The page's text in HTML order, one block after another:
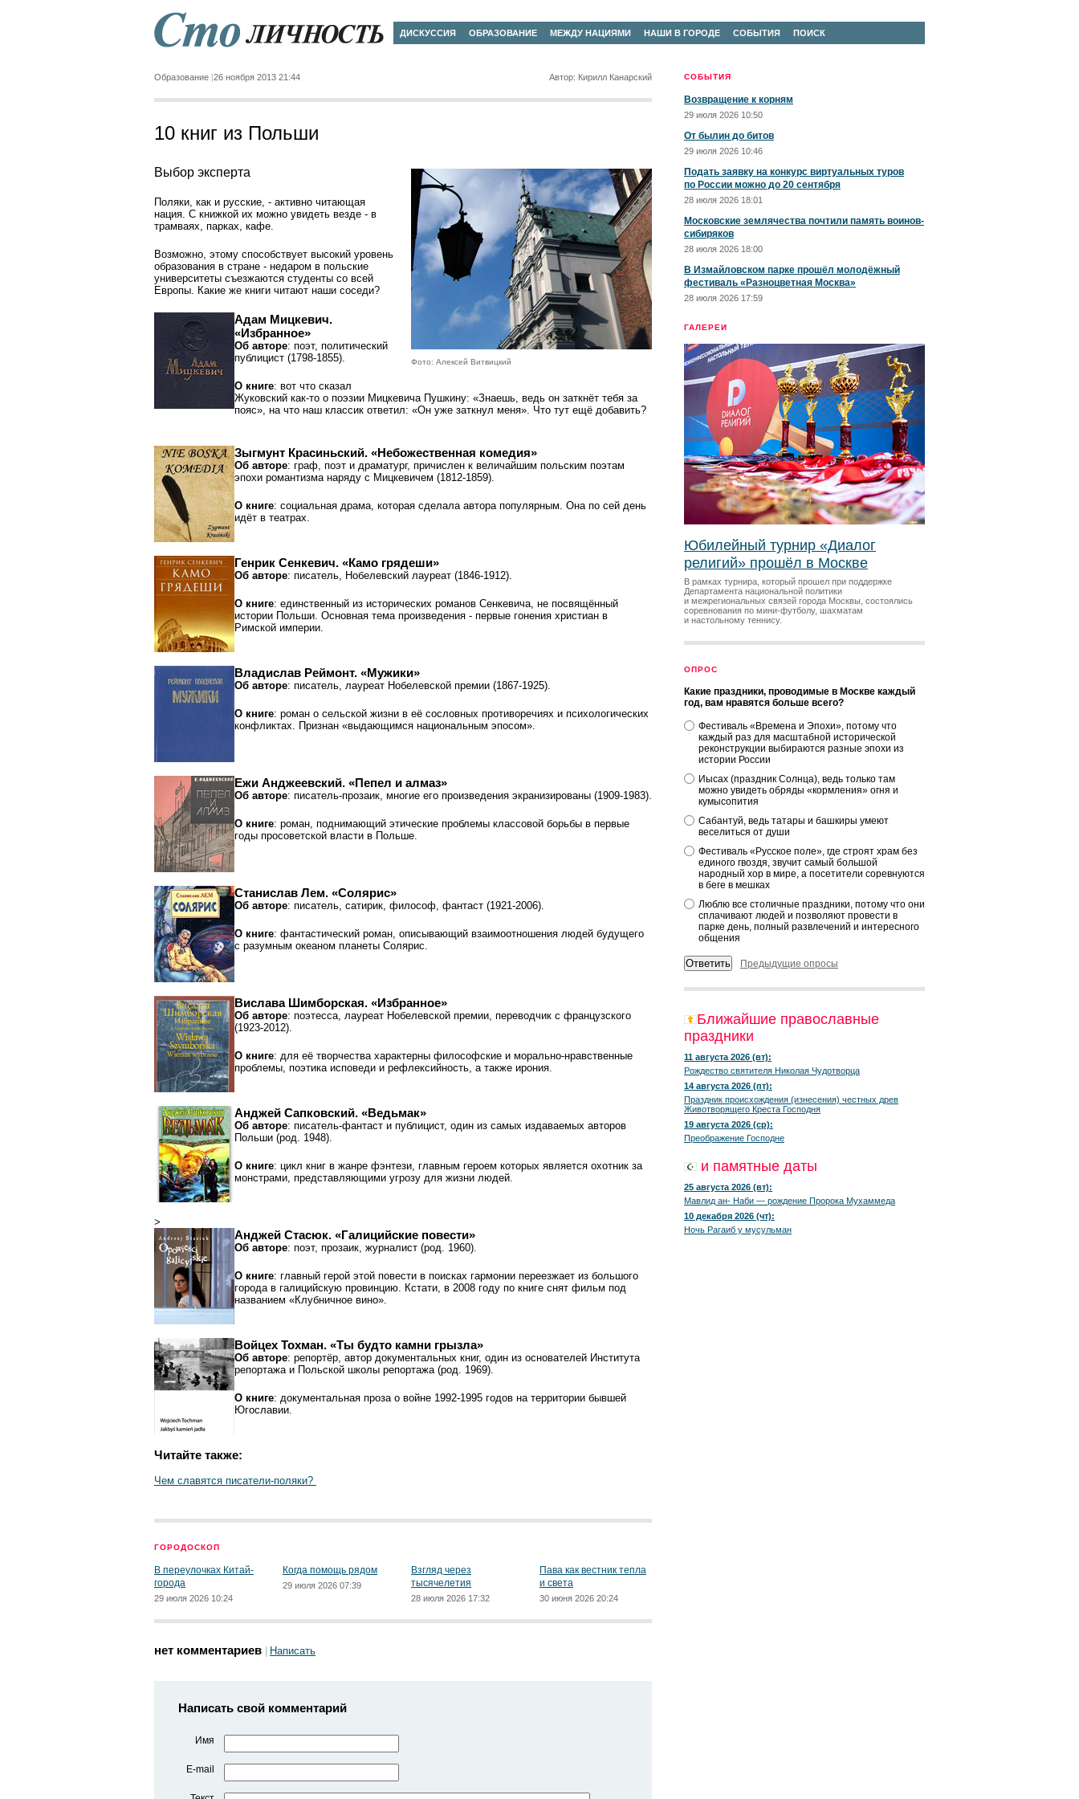
ДИСКУССИЯ ОБРАЗОВАНИЕ МЕЖДУ НАЦИЯМИ НАШИ В ГОРОДЕ СОБЫТИЯ ПОИСК
СОБЫТИЯ
Возвращение к корням
29 июля 2026 10:50
От былин до битов
29 июля 2026 10:46
Подать заявку на конкурс виртуальных туров
по России можно до 20 сентября
28 июля 2026 18:01
Московские землячества почтили память воинов-
сибиряков
28 июля 2026 18:00
В Измайловском парке прошёл молодёжный
фестиваль «Разноцветная Москва»
28 июля 2026 17:59
ГАЛЕРЕИ
Юбилейный турнир «Диалог
религий» прошёл в Москве
В рамках турнира, который прошел при поддержке
Департамента национальной политики
и межрегиональных связей города Москвы, состоялись
соревнования по мини-футболу, шахматам
и настольному теннису.
ОПРОС
Какие праздники, проводимые в Москве каждый
год, вам нравятся больше всего?
Фестиваль «Времена и Эпохи», потому что
каждый раз для масштабной исторической
реконструкции выбираются разные эпохи из
истории России
Иысах (праздник Солнца), ведь только там
можно увидеть обряды «кормления» огня и
кумысопития
Сабантуй, ведь татары и башкиры умеют
веселиться от души
Фестиваль «Русское поле», где строят храм без
единого гвоздя, звучит самый большой
народный хор в мире, а посетители соревнуются
в беге в мешках
Люблю все столичные праздники, потому что они
сплачивают людей и позволяют провести в
парке день, полный развлечений и интересного
общения
Предыдущие опросы
Ближайшие православные
праздники
11 августа 2026 (вт):
Рождество святителя Николая Чудотворца
14 августа 2026 (пт):
Праздник происхождения (изнесения) честных древ
Животворящего Креста Господня
19 августа 2026 (ср):
Преображение Господне
и памятные даты
25 августа 2026 (вт):
Мавлид ан- Наби — рождение Пророка Мухаммеда
10 декабря 2026 (чт):
Ночь Рагаиб у мусульман
Образование 26 ноября 2013 21:44 Автор: Кирилл Канарский
10 книг из Польши
Фото: Алексей Витвицкий
Выбор эксперта
Поляки, как и русские, - активно читающая
нация. С книжкой их можно увидеть везде - в
трамваях, парках, кафе.
Возможно, этому способствует высокий уровень
образования в стране - недаром в польские
университеты съезжаются студенты со всей
Европы. Какие же книги читают наши соседи?
Адам Мицкевич.
«Избранное»
Об авторе: поэт, политический
публицист (1798-1855).
О книге: вот что сказал
Жуковский как-то о поэзии Мицкевича Пушкину: «Знаешь, ведь он заткнёт тебя за
пояс», на что наш классик ответил: «Он уже заткнул меня». Что тут ещё добавить?
Зыгмунт Красиньский. «Небожественная комедия»
Об авторе: граф, поэт и драматург, причислен к величайшим польским поэтам
эпохи романтизма наряду с Мицкевичем (1812-1859).
О книге: социальная драма, которая сделала автора популярным. Она по сей день
идёт в театрах.
Генрик Сенкевич. «Камо грядеши»
Об авторе: писатель, Нобелевский лауреат (1846-1912).
О книге: единственный из исторических романов Сенкевича, не посвящённый
истории Польши. Основная тема произведения - первые гонения христиан в
Римской империи.
Владислав Реймонт. «Мужики»
Об авторе: писатель, лауреат Нобелевской премии (1867-1925).
О книге: роман о сельской жизни в её сословных противоречиях и психологических
конфликтах. Признан «выдающимся национальным эпосом».
Ежи Анджеевский. «Пепел и алмаз»
Об авторе: писатель-прозаик, многие его произведения экранизированы (1909-1983).
О книге: роман, поднимающий этические проблемы классовой борьбы в первые
годы просоветской власти в Польше.
Станислав Лем. «Солярис»
Об авторе: писатель, сатирик, философ, фантаст (1921-2006).
О книге: фантастический роман, описывающий взаимоотношения людей будущего
c разумным океаном планеты Солярис.
Вислава Шимборская. «Избранное»
Об авторе: поэтесса, лауреат Нобелевской премии, переводчик с французского
(1923-2012).
О книге: для её творчества характерны философские и морально-нравственные
проблемы, поэтика исповеди и рефлексийность, а также ирония.
Анджей Сапковский. «Ведьмак»
Об авторе: писатель-фантаст и публицист, один из самых издаваемых авторов
Польши (род. 1948).
О книге: цикл книг в жанре фэнтези, главным героем которых является охотник за
монстрами, представляющими угрозу для жизни людей.
>
Анджей Стасюк. «Галицийские повести»
Об авторе: поэт, прозаик, журналист (род. 1960).
О книге: главный герой этой повести в поисках гармонии переезжает из большого
города в галицийскую провинцию. Кстати, в 2008 году по книге снят фильм под
названием «Клубничное вино».
Войцех Тохман. «Ты будто камни грызла»
Об авторе: репортёр, автор документальных книг, один из основателей Института
репортажа и Польской школы репортажа (род. 1969).
О книге: документальная проза о войне 1992-1995 годов на территории бывшей
Югославии.
Читайте также:
Чем славятся писатели-поляки?
ГОРОДОСКОП
В переулочках Китай-
города
29 июля 2026 10:24
Когда помощь рядом
29 июля 2026 07:39
Взгляд через
тысячелетия
28 июля 2026 17:32
Пава как вестник тепла
и света
30 июня 2026 20:24
нет комментариев Написать
Написать свой комментарий
Имя
E-mail